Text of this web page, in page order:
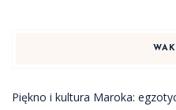
Piękno i kultura Maroka: